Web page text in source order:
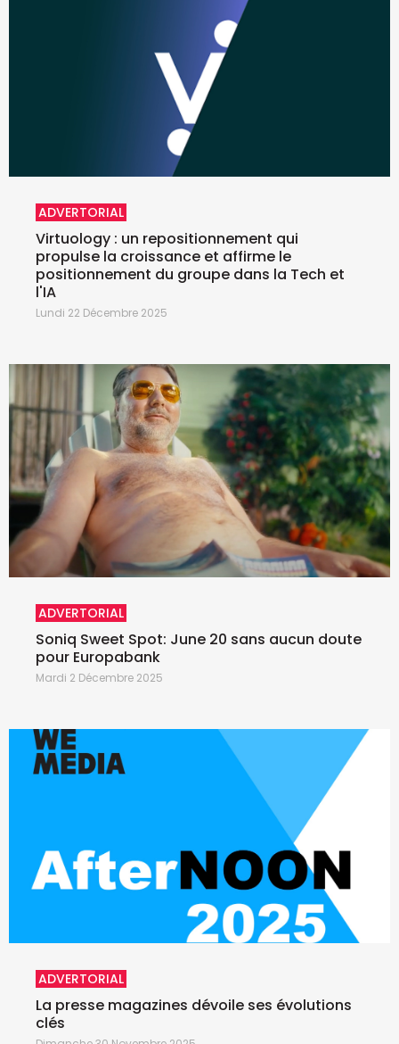
ADVERTORIAL
Virtuology : un repositionnement qui
propulse la croissance et affirme le
positionnement du groupe dans la Tech et
l'IA
Lundi 22 Décembre 2025
ADVERTORIAL
Soniq Sweet Spot: June 20 sans aucun doute
pour Europabank
Mardi 2 Décembre 2025
ADVERTORIAL
La presse magazines dévoile ses évolutions
clés